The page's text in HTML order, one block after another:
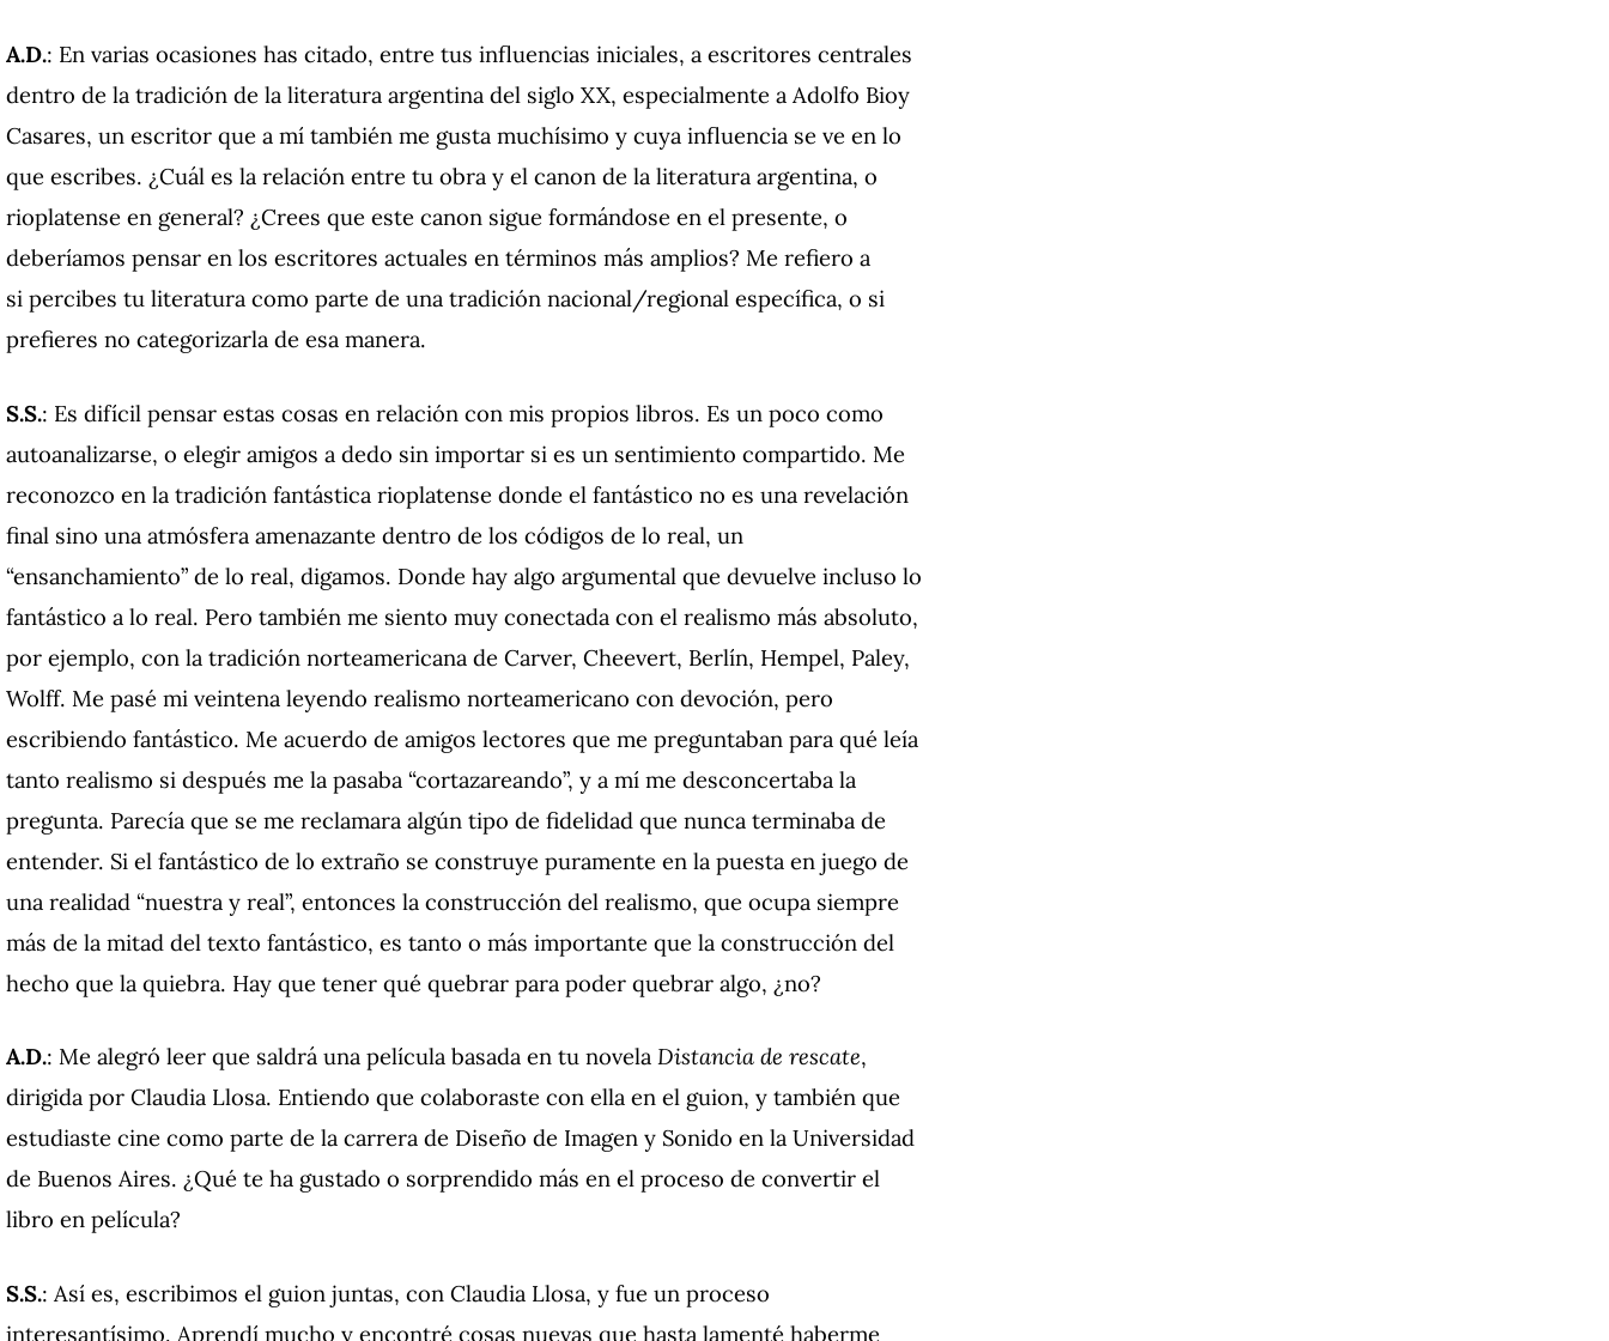
A.D.: En varias ocasiones has citado, entre tus influencias iniciales, a escritores centrales
dentro de la tradición de la literatura argentina del siglo XX, especialmente a Adolfo Bioy
Casares, un escritor que a mí también me gusta muchísimo y cuya influencia se ve en lo
que escribes. ¿Cuál es la relación entre tu obra y el canon de la literatura argentina, o
rioplatense en general? ¿Crees que este canon sigue formándose en el presente, o
deberíamos pensar en los escritores actuales en términos más amplios? Me refiero a
si percibes tu literatura como parte de una tradición nacional/regional específica, o si
prefieres no categorizarla de esa manera.
S.S.: Es difícil pensar estas cosas en relación con mis propios libros. Es un poco como
autoanalizarse, o elegir amigos a dedo sin importar si es un sentimiento compartido. Me
reconozco en la tradición fantástica rioplatense donde el fantástico no es una revelación
final sino una atmósfera amenazante dentro de los códigos de lo real, un
“ensanchamiento” de lo real, digamos. Donde hay algo argumental que devuelve incluso lo
fantástico a lo real. Pero también me siento muy conectada con el realismo más absoluto,
por ejemplo, con la tradición norteamericana de Carver, Cheevert, Berlín, Hempel, Paley,
Wolff. Me pasé mi veintena leyendo realismo norteamericano con devoción, pero
escribiendo fantástico. Me acuerdo de amigos lectores que me preguntaban para qué leía
tanto realismo si después me la pasaba “cortazareando”, y a mí me desconcertaba la
pregunta. Parecía que se me reclamara algún tipo de fidelidad que nunca terminaba de
entender. Si el fantástico de lo extraño se construye puramente en la puesta en juego de
una realidad “nuestra y real”, entonces la construcción del realismo, que ocupa siempre
más de la mitad del texto fantástico, es tanto o más importante que la construcción del
hecho que la quiebra. Hay que tener qué quebrar para poder quebrar algo, ¿no?
A.D.: Me alegró leer que saldrá una película basada en tu novela Distancia de rescate,
dirigida por Claudia Llosa. Entiendo que colaboraste con ella en el guion, y también que
estudiaste cine como parte de la carrera de Diseño de Imagen y Sonido en la Universidad
de Buenos Aires. ¿Qué te ha gustado o sorprendido más en el proceso de convertir el
libro en película?
S.S.: Así es, escribimos el guion juntas, con Claudia Llosa, y fue un proceso
interesantísimo. Aprendí mucho y encontré cosas nuevas que hasta lamenté haberme